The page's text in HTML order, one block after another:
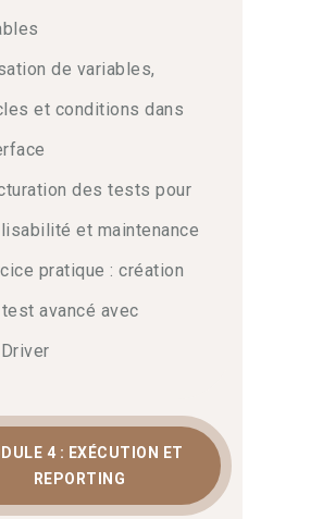
de variables,
et conditions dans
des tests pour
et maintenance
pratique : création
test avancé avec
4 : EXÉCUTION ET
REPORTING